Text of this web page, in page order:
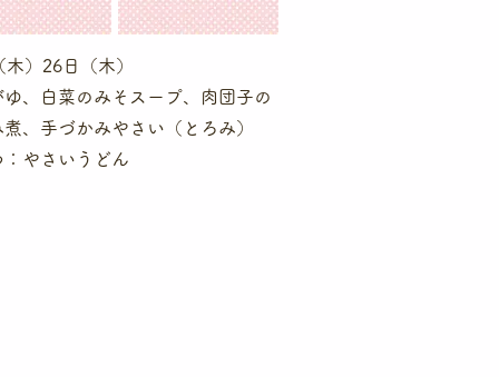
木）26日（木）
ゆ、白菜のみそスープ、肉団子の
煮、手づかみやさい（とろみ）
：やさいうどん